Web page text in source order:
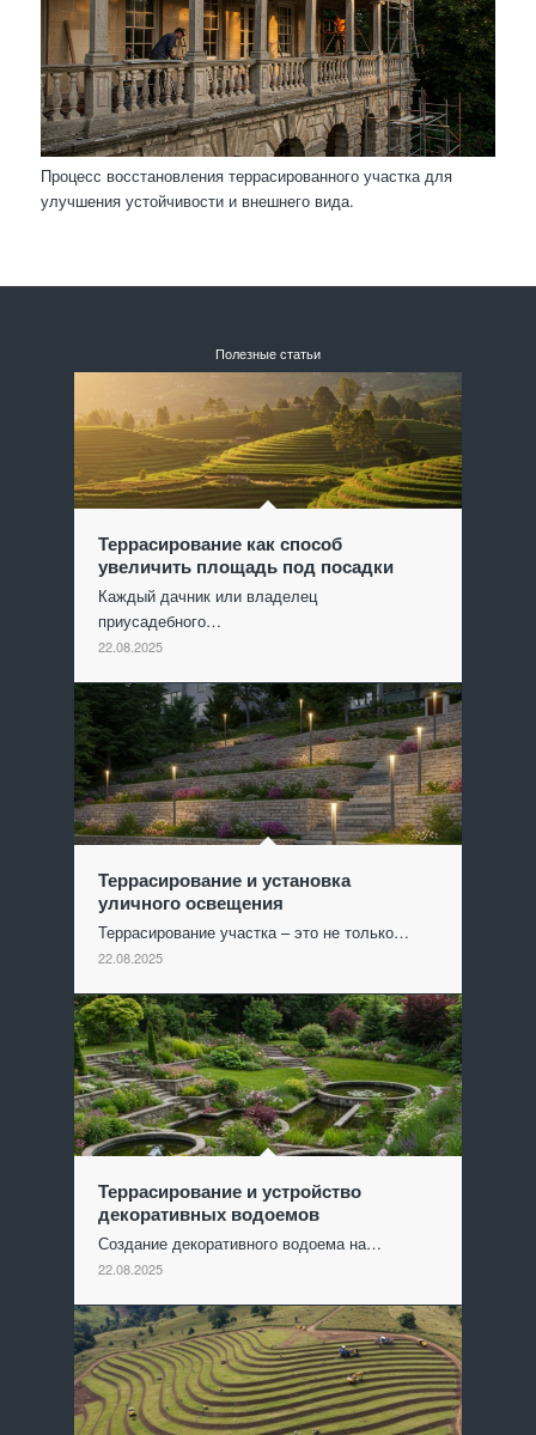
Процесс восстановления террасированного участка для
улучшения устойчивости и внешнего вида.
Полезные статьи
Террасирование как способ
увеличить площадь под посадки
Каждый дачник или владелец
приусадебного…
22.08.2025
Террасирование и установка
уличного освещения
Террасирование участка – это не только…
22.08.2025
Террасирование и устройство
декоративных водоемов
Создание декоративного водоема на…
22.08.2025